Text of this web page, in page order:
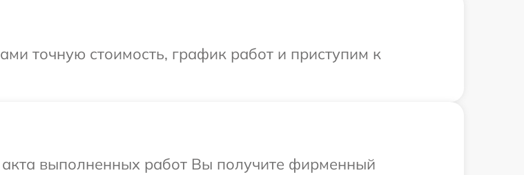
точную стоимость, график работ и приступим к
выполненных работ Вы получите фирменный